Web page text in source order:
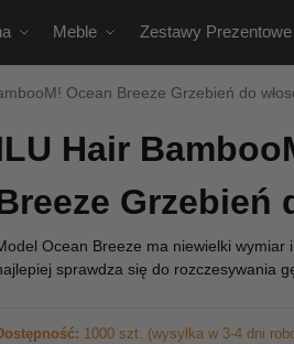
Meble Zestawy Prezentowe
Ocean Breeze Grzebień do
Hair
Grzebień
Ocean Breeze ma niewielki wymiar
sprawdza się do rozczesywania
1000 szt. (wysyłka w 3-4 dni